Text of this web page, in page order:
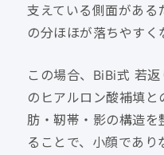
支えている側面がある
の分ほほが落ちやすく
この場合、BiBi式 若
のヒアルロン酸補填
肪・靭帯・影の構造を
ることで、小顔であ